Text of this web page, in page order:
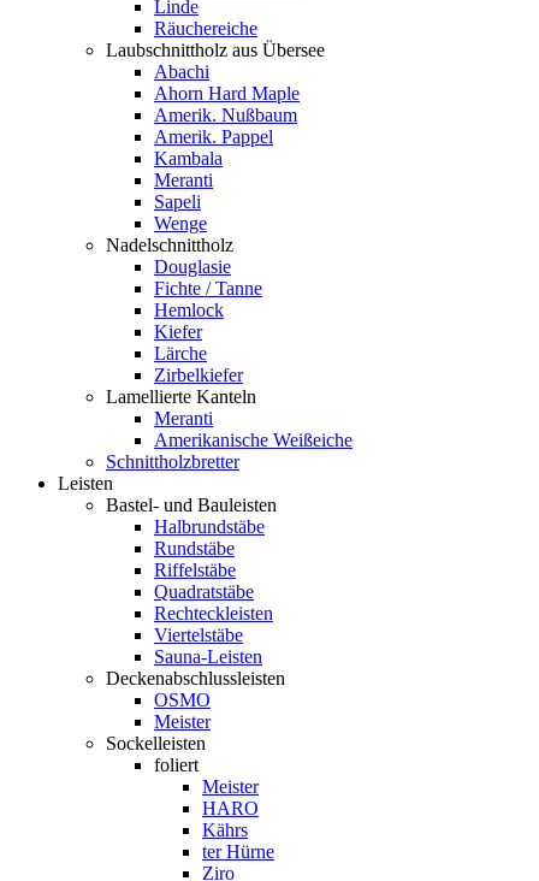
Linde
Räuchereiche
Laubschnittholz aus Übersee
Abachi
Ahorn Hard Maple
Amerik. Nußbaum
Amerik. Pappel
Kambala
Meranti
Sapeli
Wenge
Nadelschnittholz
Douglasie
Fichte / Tanne
Hemlock
Kiefer
Lärche
Zirbelkiefer
Lamellierte Kanteln
Meranti
Amerikanische Weißeiche
Schnittholzbretter
Leisten
Bastel- und Bauleisten
Halbrundstäbe
Rundstäbe
Riffelstäbe
Quadratstäbe
Rechteckleisten
Viertelstäbe
Sauna-Leisten
Deckenabschlussleisten
OSMO
Meister
Sockelleisten
foliert
Meister
HARO
Kährs
ter Hürne
Ziro